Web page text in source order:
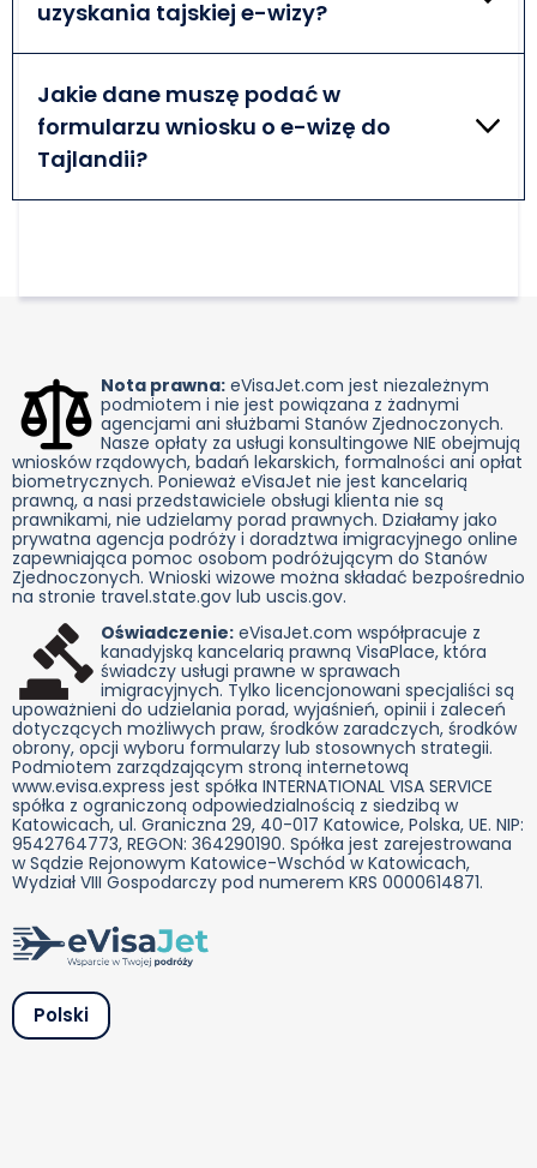
uzyskania tajskiej e-wizy?
Nie ma wielu dokumentów do przygotowania.
powrotny i dowód posiadania wystarczających
środków finansowych.
Jakie dane muszę podać w
formularzu wniosku o e-wizę do
Tajlandii?
Niezbędne informacje są wymagane do ubiegania
Nota prawna: eVisaJet.com jest niezależnym
podmiotem i nie jest powiązana z żadnymi
agencjami ani służbami Stanów Zjednoczonych.
Nasze opłaty za usługi konsultingowe NIE obejmują
wniosków rządowych, badań lekarskich, formalności ani opłat
biometrycznych. Ponieważ eVisaJet nie jest kancelarią
prawną, a nasi przedstawiciele obsługi klienta nie są
prawnikami, nie udzielamy porad prawnych. Działamy jako
prywatna agencja podróży i doradztwa imigracyjnego online
zapewniająca pomoc osobom podróżującym do Stanów
Zjednoczonych. Wnioski wizowe można składać bezpośrednio
na stronie travel.state.gov lub uscis.gov.
Oświadczenie: eVisaJet.com współpracuje z
kanadyjską kancelarią prawną VisaPlace, która
świadczy usługi prawne w sprawach
imigracyjnych. Tylko licencjonowani specjaliści są
upoważnieni do udzielania porad, wyjaśnień, opinii i zaleceń
dotyczących możliwych praw, środków zaradczych, środków
obrony, opcji wyboru formularzy lub stosownych strategii.
Podmiotem zarządzającym stroną internetową
www.evisa.express jest spółka INTERNATIONAL VISA SERVICE
spółka z ograniczoną odpowiedzialnością z siedzibą w
Katowicach, ul. Graniczna 29, 40-017 Katowice, Polska, UE. NIP:
9542764773, REGON: 364290190. Spółka jest zarejestrowana
w Sądzie Rejonowym Katowice-Wschód w Katowicach,
Wydział VIII Gospodarczy pod numerem KRS 0000614871.
Polski